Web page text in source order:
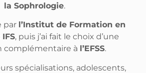
la Sophrologie.
par l’Institut de Formation en
, puis j’ai fait le choix d’une
complémentaire à l’EFSS.
spécialisations, adolescents,